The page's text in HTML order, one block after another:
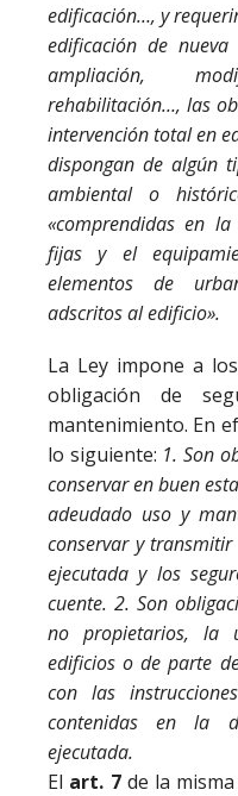
edificación…, y
edificación de nueva
ampliación,
rehabilitación…, las
intervencióntotalen
dispongan de algún
ambiental
o
«comprendidas en la
fijas
y el
elementos
de
adscritosaledificio».
La Ley impone a
obligación de
mantenimiento. En
lo siguiente: 1. Son
conservarenbuen
adeudado uso y
conservar y transmitir
ejecutada y los
cuente. 2. Son
no propietarios, la
edificios o de parte
con las instrucciones
contenidas
en la
ejecutada.
El art. 7de la misma